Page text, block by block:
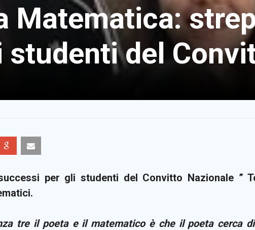
Matematica:
del
per gli studenti del Convitto Nazionale ”
tre il poeta e il matematico è che il poeta cerca